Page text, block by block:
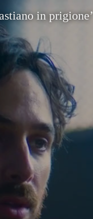
in prigione’